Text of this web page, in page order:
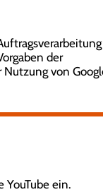
der
von
YouTube ein.